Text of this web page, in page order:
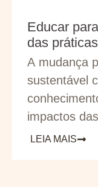
Educar
das
A mudança
sustentável
impactos
LEIA MAIS